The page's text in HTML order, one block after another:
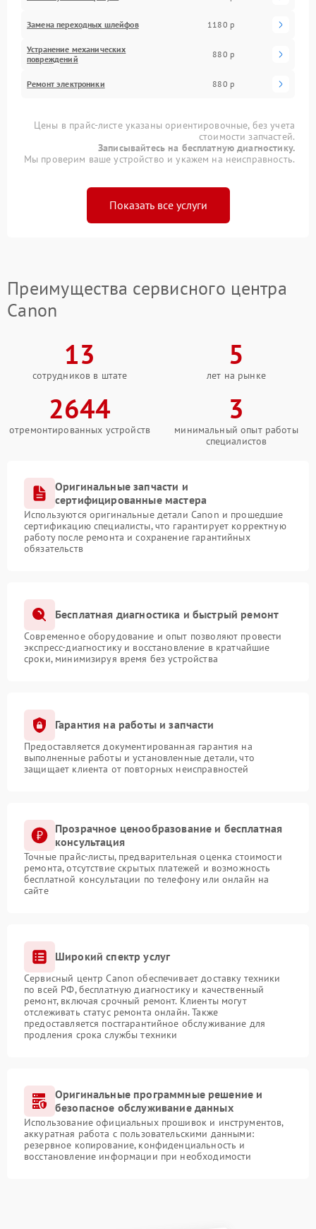
Замена переходных шлейфов 1180 р
Устранение механических
повреждений
880 р
Ремонт электроники 880 р
Цены в прайс-листе указаны ориентировочные, без учета
стоимости запчастей.
Записывайтесь на бесплатную диагностику.
Мы проверим ваше устройство и укажем на неисправность.
Показать все услуги
Преимущества сервисного центра
Canon
13
сотрудников в штате
5
лет на рынке
2644
отремонтированных устройств
3
минимальный опыт работы
специалистов
Оригинальные запчасти и
сертифицированные мастера
Используются оригинальные детали Canon и прошедшие
сертификацию специалисты, что гарантирует корректную
работу после ремонта и сохранение гарантийных
обязательств
Бесплатная диагностика и быстрый ремонт
Современное оборудование и опыт позволяют провести
экспресс-диагностику и восстановление в кратчайшие
сроки, минимизируя время без устройства
Гарантия на работы и запчасти
Предоставляется документированная гарантия на
выполненные работы и установленные детали, что
защищает клиента от повторных неисправностей
Прозрачное ценообразование и бесплатная
консультация
Точные прайс-листы, предварительная оценка стоимости
ремонта, отсутствие скрытых платежей и возможность
бесплатной консультации по телефону или онлайн на
сайте
Широкий спектр услуг
Сервисный центр Canon обеспечивает доставку техники
по всей РФ, бесплатную диагностику и качественный
ремонт, включая срочный ремонт. Клиенты могут
отслеживать статус ремонта онлайн. Также
предоставляется постгарантийное обслуживание для
продления срока службы техники
Оригинальные программные решение и
безопасное обслуживание данных
Использование официальных прошивок и инструментов,
аккуратная работа с пользовательскими данными:
резервное копирование, конфиденциальность и
восстановление информации при необходимости